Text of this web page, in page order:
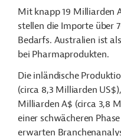
Mit knapp 19 Milliarden
stellen die Importe über
Bedarfs. Australien ist
bei Pharmaprodukten.
Die inländische
(circa 8,3 Milliarden
Milliarden A$ (circa 3,8
einer schwächeren
erwarten